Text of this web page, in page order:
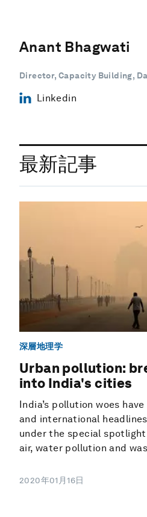
Anant Bhagwati
Director, Capacity Building,
Linkedin
最新記事
深層地理学
Urban pollution:
into India's cities
India’s pollution woes
and international
under the special
air, water pollution and
2020年01月16日